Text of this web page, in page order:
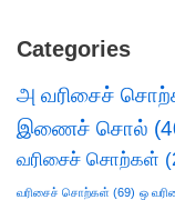
Categories
அ வரிசைச்
இணைச் சொல்
வரிசைச் சொற்கள்
வரிசைச் சொற்கள் (69) ஒ